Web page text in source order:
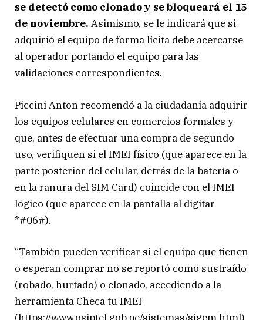
se detectó como clonado y se bloqueará el 15
de noviembre. Asimismo, se le indicará que si
adquirió el equipo de forma lícita debe acercarse
al operador portando el equipo para las
validaciones correspondientes.
Piccini Anton recomendó a la ciudadanía adquirir
los equipos celulares en comercios formales y
que, antes de efectuar una compra de segundo
uso, verifiquen si el IMEI físico (que aparece en la
parte posterior del celular, detrás de la batería o
en la ranura del SIM Card) coincide con el IMEI
lógico (que aparece en la pantalla al digitar
*#06#).
“También pueden verificar si el equipo que tienen
o esperan comprar no se reportó como sustraído
(robado, hurtado) o clonado, accediendo a la
herramienta Checa tu IMEI